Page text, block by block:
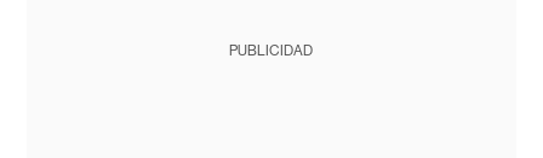
PUBLICIDAD